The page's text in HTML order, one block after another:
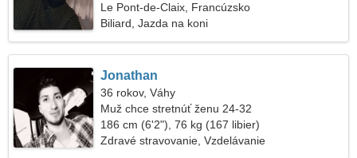
Le Pont-de-Claix, Francúzsko
Biliard, Jazda na koni
Jonathan
36 rokov, Váhy
Muž chce stretnúť ženu 24-32
186 cm (6'2"), 76 kg (167 libier)
Zdravé stravovanie, Vzdelávanie